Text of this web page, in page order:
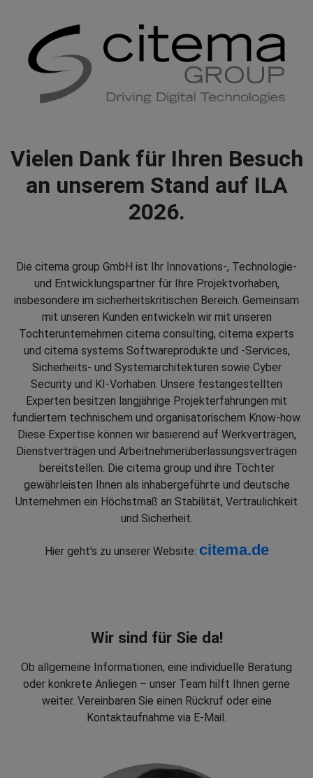
Vielen Dank für Ihren Besuch
an unserem Stand auf ILA
2026.
Die citema group GmbH ist Ihr Innovations-, Technologie-
und Entwicklungspartner für Ihre Projektvorhaben,
insbesondere im sicherheitskritischen Bereich. Gemeinsam
mit unseren Kunden entwickeln wir mit unseren
Tochterunternehmen citema consulting, citema experts
und citema systems Softwareprodukte und -Services,
Sicherheits- und Systemarchitekturen sowie Cyber
Security und KI-Vorhaben. Unsere festangestellten
Experten besitzen langjährige Projekterfahrungen mit
fundiertem technischem und organisatorischem Know-how.
Diese Expertise können wir basierend auf Werkverträgen,
Dienstverträgen und Arbeitnehmerüberlassungsverträgen
bereitstellen. Die citema group und ihre Töchter
gewährleisten Ihnen als inhabergeführte und deutsche
Unternehmen ein Höchstmaß an Stabilität, Vertraulichkeit
und Sicherheit.
Hier geht’s zu unserer Website: citema.de
Wir sind für Sie da!
Ob allgemeine Informationen, eine individuelle Beratung
oder konkrete Anliegen – unser Team hilft Ihnen gerne
weiter. Vereinbaren Sie einen Rückruf oder eine
Kontaktaufnahme via E-Mail.